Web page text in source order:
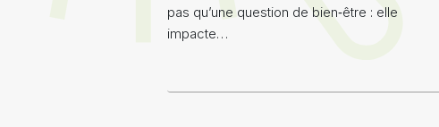
pas qu’une question de bien‑être : elle
impacte…